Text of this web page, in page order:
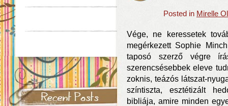
Posted in Mirelle
Vége, ne keressetek
megérkezett Sophie
taposó szerző végre
szerencsésebbek eleve
zoknis, teázós látszat-
színtiszta, esztétizált
bibliája, amire minden